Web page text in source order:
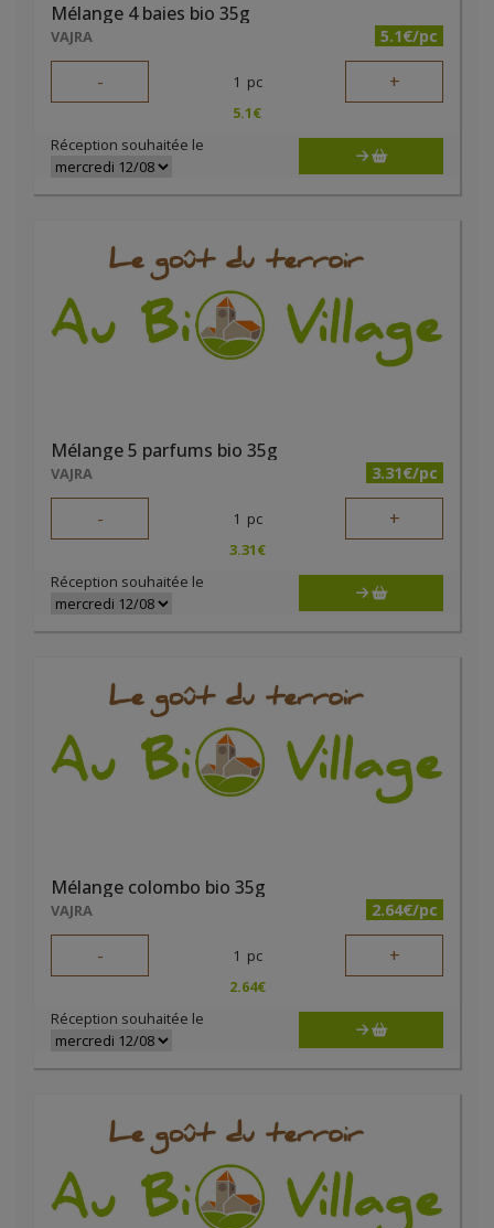
Mélange 4 baies bio 35g
VAJRA 5.1€/pc
- 1 pc +
5.1€
Réception souhaitée le
Mélange 5 parfums bio 35g
VAJRA 3.31€/pc
- 1 pc +
3.31€
Réception souhaitée le
Mélange colombo bio 35g
VAJRA 2.64€/pc
- 1 pc +
2.64€
Réception souhaitée le